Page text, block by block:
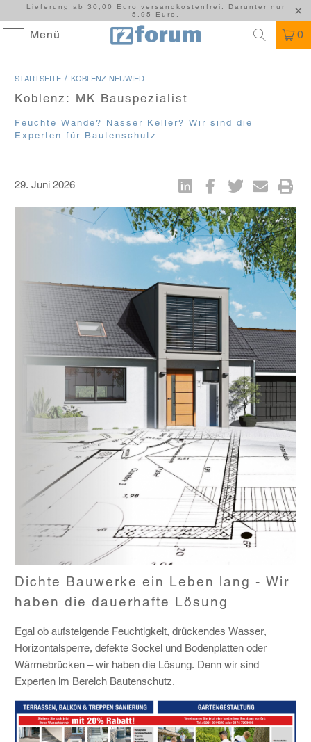
Lieferung ab 30,00 Euro versandkostenfrei. Darunter nur
5,95 Euro.
Menü 0
STARTSEITE / KOBLENZ-NEUWIED
Koblenz: MK Bauspezialist
Feuchte Wände? Nasser Keller? Wir sind die
Experten für Bautenschutz.
29. Juni 2026
Dichte Bauwerke ein Leben lang - Wir
haben die dauerhafte Lösung
Egal ob aufsteigende Feuchtigkeit, drückendes Wasser,
Horizontalsperre, defekte Sockel und Bodenplatten oder
Wärmebrücken – wir haben die Lösung. Denn wir sind
Experten im Bereich Bautenschutz.